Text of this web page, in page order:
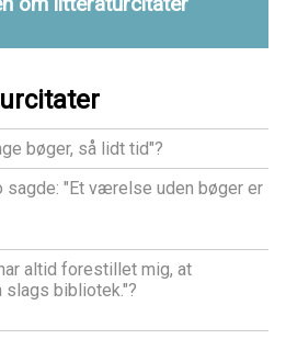
bøger, så lidt tid"?
sagde: "Et værelse uden bøger er
altid forestillet mig, at
bibliotek."?